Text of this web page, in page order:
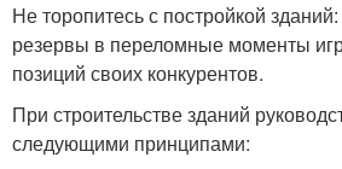
Не торопитесь с постройкой
резервы в переломные моменты
позиций своих конкурентов.
При строительстве зданий
следующими принципами: